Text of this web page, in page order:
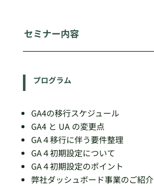
セミナー内容
プログラム
GA4の移行スケジュール
GA4 と UA の変更点
GA４移行に伴う要件整理
GA４初期設定について
GA４初期設定のポイント
弊社ダッシュボード事業のご紹介